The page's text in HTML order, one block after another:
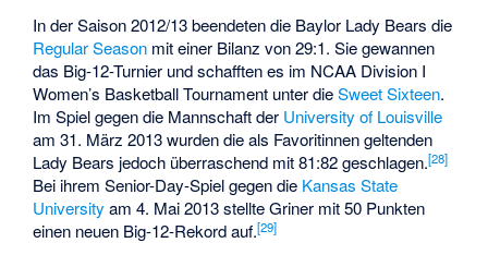
In der Saison 2012/13 beendeten die Baylor Lady Bears die
Regular Season mit einer Bilanz von 29:1. Sie gewannen
das Big-12-Turnier und schafften es im NCAA Division I
Women’s Basketball Tournament unter dieSweet Sixteen.
Im Spiel gegen die Mannschaft der University of Louisville
am 31. März 2013 wurden die als Favoritinnen geltenden
Lady Bears jedoch überraschend mit 81:82 geschlagen.[28]
Bei ihremSenior-Day-Spielgegen die Kansas State
University am 4. Mai 2013 stellte Griner mit 50 Punkten
einen neuen Big-12-Rekord auf.[29]